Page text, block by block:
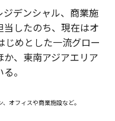
デンシャル、商業施
したのち、現在はオ
じめとした一流グロー
、東南アジアエリア
。
オフィスや商業施設など。